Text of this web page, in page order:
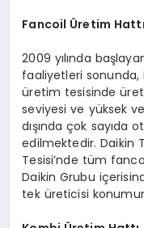
Fancoil Üretim
2009 yılında
faaliyetleri sonunda,
üretim tesisinde
seviyesi ve yüksek
dışında çok sayıda
edilmektedir. Daikin
Tesisi’nde tüm
Daikin Grubu
tek üreticisi